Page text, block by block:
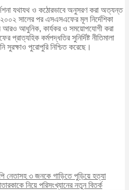
যথাযথ ও কঠোরভাবে অনুসরণ করা অত্যন্ত
সালের পর এসএসএফের মূল নির্দেশিকা
আরও আধুনিক, কার্যকর ও সময়োপযোগী করা
কর্মপদ্ধতির সুনির্দিষ্ট নীতিমালা
সুরক্ষাও পুরোপুরি নিশ্চিত করেছে।
নেতাসহ ৩ জনকে গাড়িতে পুড়িয়ে হত্যা
নিয়ে পরিসংখ্যানের নতুন বিতর্ক